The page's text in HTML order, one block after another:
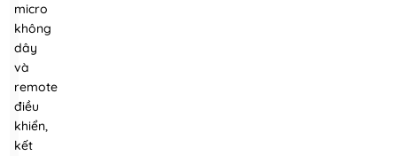
micro
không
dây
và
remote
điều
khiển,
kết